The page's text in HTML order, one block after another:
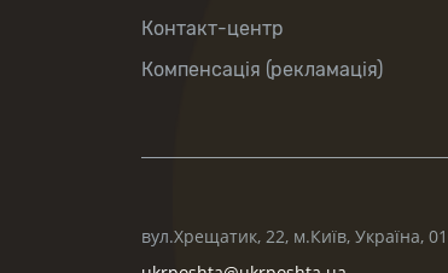
Контакт-центр
Компенсація (рекламація)
вул.Хрещатик, 22, м.Київ, Україна,